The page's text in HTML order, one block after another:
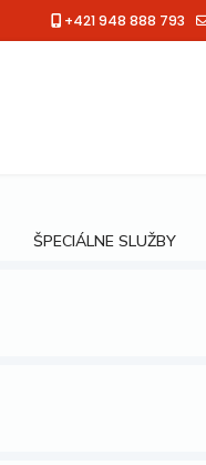
+421 948 888 793
ŠPECIÁLNE SLUŽBY